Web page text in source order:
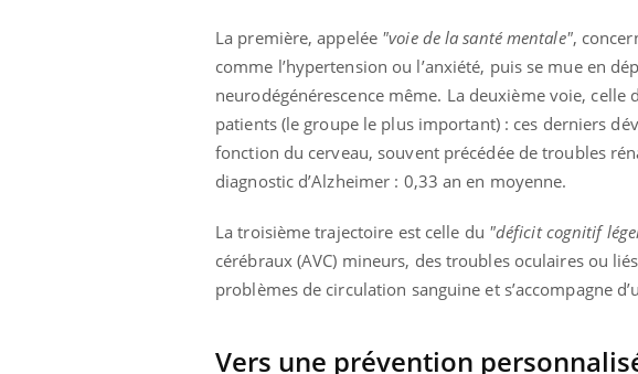
La première, appelée "voie de la santé mentale",
comme l’hypertension ou l’anxiété, puis se mue en
neurodégénérescence même. La deuxième voie, celle
patients (le groupe le plus important) : ces derniers
fonction du cerveau, souvent précédée de troubles
diagnostic d’Alzheimer : 0,33 an en moyenne.
La troisième trajectoire est celle du "déficit cognitif
cérébraux (AVC) mineurs, des troubles oculaires ou
problèmes de circulation sanguine et s’accompagne
Vers une prévention